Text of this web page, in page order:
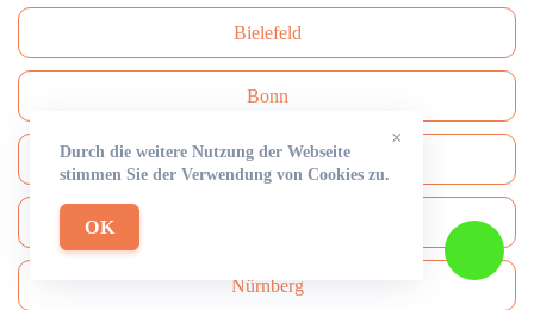
Bielefeld
Bonn
Dresden
Nürnberg
×
Durch die weitere Nutzung der Webseite
stimmen Sie der Verwendung von Cookies zu.
OK